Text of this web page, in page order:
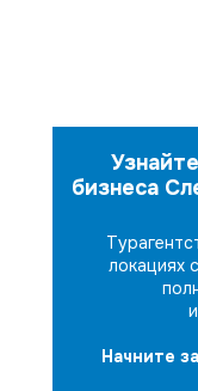
бизнеса
локациях
Начните